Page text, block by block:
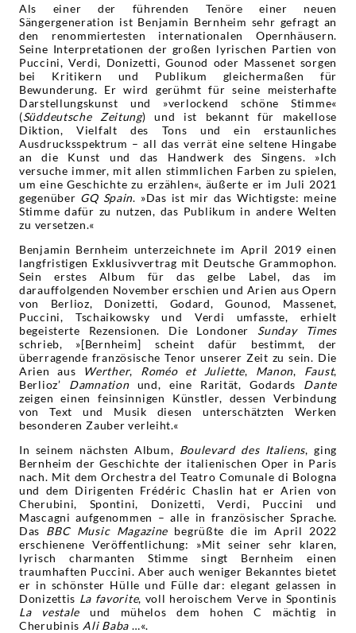
Als einer der führenden Tenöre einer neuen
Sängergeneration ist Benjamin Bernheim sehr gefragt an
den renommiertesten internationalen Opernhäusern.
Seine Interpretationen der großen lyrischen Partien von
Puccini, Verdi, Donizetti, Gounod oder Massenet sorgen
bei Kritikern und Publikum gleichermaßen für
Bewunderung. Er wird gerühmt für seine meisterhafte
Darstellungskunst und »verlockend schöne Stimme«
(Süddeutsche Zeitung) und ist bekannt für makellose
Diktion, Vielfalt des Tons und ein erstaunliches
Ausdrucksspektrum – all das verrät eine seltene Hingabe
an die Kunst und das Handwerk des Singens. »Ich
versuche immer, mit allen stimmlichen Farben zu spielen,
um eine Geschichte zu erzählen«, äußerte er im Juli 2021
gegenüber GQ Spain. »Das ist mir das Wichtigste: meine
Stimme dafür zu nutzen, das Publikum in andere Welten
zu versetzen.«
Benjamin Bernheim unterzeichnete im April 2019 einen
langfristigen Exklusivvertrag mit Deutsche Grammophon.
Sein erstes Album für das gelbe Label, das im
darauffolgenden November erschien und Arien aus Opern
von Berlioz, Donizetti, Godard, Gounod, Massenet,
Puccini, Tschaikowsky und Verdi umfasste, erhielt
begeisterte Rezensionen. Die Londoner Sunday Times
schrieb, »[Bernheim] scheint dafür bestimmt, der
überragende französische Tenor unserer Zeit zu sein. Die
Arien aus Werther, Roméo et Juliette, Manon, Faust,
Berlioz’ Damnation und, eine Rarität, Godards Dante
zeigen einen feinsinnigen Künstler, dessen Verbindung
von Text und Musik diesen unterschätzten Werken
besonderen Zauber verleiht.«
In seinem nächsten Album, Boulevard des Italiens, ging
Bernheim der Geschichte der italienischen Oper in Paris
nach. Mit dem Orchestra del Teatro Comunale di Bologna
und dem Dirigenten Frédéric Chaslin hat er Arien von
Cherubini, Spontini, Donizetti, Verdi, Puccini und
Mascagni aufgenommen – alle in französischer Sprache.
Das BBC Music Magazine begrüßte die im April 2022
erschienene Veröffentlichung: »Mit seiner sehr klaren,
lyrisch charmanten Stimme singt Bernheim einen
traumhaften Puccini. Aber auch weniger Bekanntes bietet
er in schönster Hülle und Fülle dar: elegant gelassen in
Donizettis La favorite, voll heroischem Verve in Spontinis
La vestale und mühelos dem hohen C mächtig in
Cherubinis Ali Baba …«.